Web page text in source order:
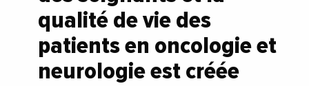
qualité de vie des
patients en oncologie et
neurologie est créée